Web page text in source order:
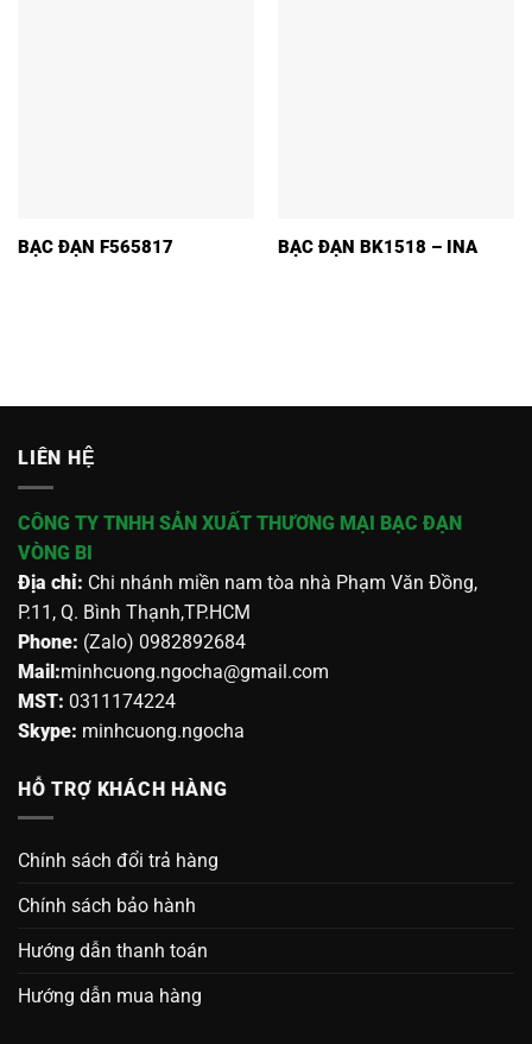
BẠC ĐẠN F565817 BẠC ĐẠN BK1518 – INA
LIÊN HỆ
CÔNG TY TNHH SẢN XUẤT THƯƠNG MẠI BẠC ĐẠN
VÒNG BI
Địa chỉ: Chi nhánh miền nam tòa nhà Phạm Văn Đồng,
P.11, Q. Bình Thạnh,TP.HCM
Phone: (Zalo) 0982892684
Mail:minhcuong.ngocha@gmail.com
MST: 0311174224
Skype: minhcuong.ngocha
HỖ TRỢ KHÁCH HÀNG
Chính sách đổi trả hàng
Chính sách bảo hành
Hướng dẫn thanh toán
Hướng dẫn mua hàng